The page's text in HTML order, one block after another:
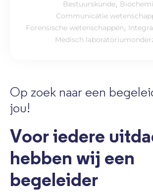
Bestuurskunde,
Communicatie
Forensische wetenschappen,
Medisch
Op zoek naar een
jou!
Voor iedere
hebben wij een
begeleider